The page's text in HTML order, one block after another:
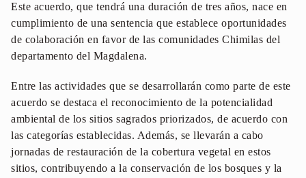
Este acuerdo, que tendrá una duración de tres años, nace en
cumplimiento de una sentencia que establece oportunidades
de colaboración en favor de las comunidades Chimilas del
departamento del Magdalena.
Entre las actividades que se desarrollarán como parte de este
acuerdo se destaca el reconocimiento de la potencialidad
ambiental de los sitios sagrados priorizados, de acuerdo con
las categorías establecidas. Además, se llevarán a cabo
jornadas de restauración de la cobertura vegetal en estos
sitios, contribuyendo a la conservación de los bosques y la